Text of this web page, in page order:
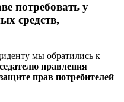
потребовать у
средств,
мы обратились к
правления
прав потребителей